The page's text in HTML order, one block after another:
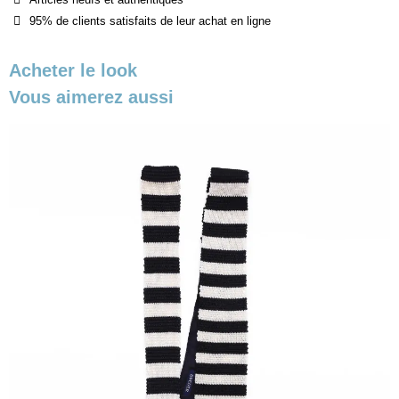
95% de clients satisfaits de leur achat en ligne
Acheter le look
Vous aimerez aussi